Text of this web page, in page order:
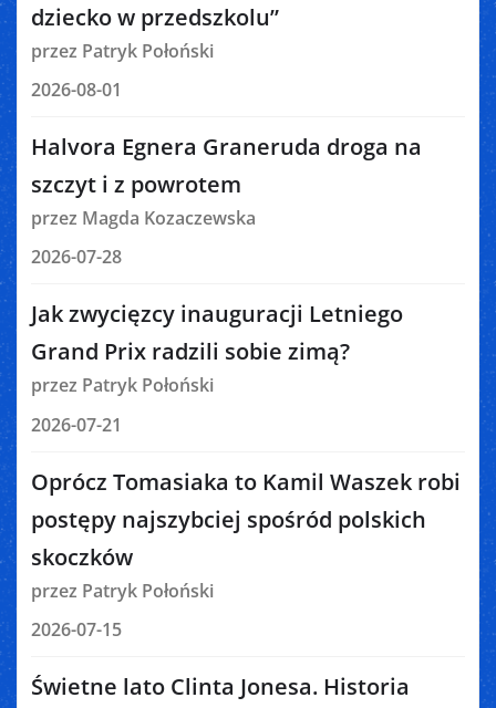
dziecko w przedszkolu”
przez Patryk Połoński
2026-08-01
Halvora Egnera Graneruda droga na
szczyt i z powrotem
przez Magda Kozaczewska
2026-07-28
Jak zwycięzcy inauguracji Letniego
Grand Prix radzili sobie zimą?
przez Patryk Połoński
2026-07-21
Oprócz Tomasiaka to Kamil Waszek robi
postępy najszybciej spośród polskich
skoczków
przez Patryk Połoński
2026-07-15
Świetne lato Clinta Jonesa. Historia